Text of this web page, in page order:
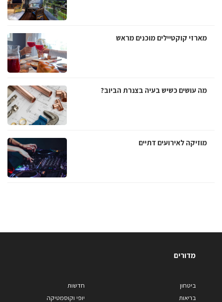
מארזי קוקטיילים מוכנים מראש
מה עושים כשיש בעיה בצנרת הביוב?
מוזיקה לאירועים דתיים
מדורים
ביטחון
בריאות
חדשות
יופי וקוסמטיקה